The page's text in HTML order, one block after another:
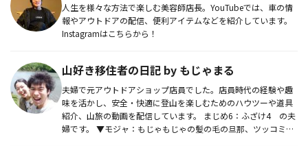
人生を様々な方法で楽しむ美容師店長。YouTubeでは、車の情
報やアウトドアの配信、便利アイテムなどを紹介しています。
Instagramはこちらから！
山好き移住者の日記 by もじゃまる
夫婦で元アウトドアショップ店員でした。店員時代の経験や趣
味を活かし、安全・快適に登山を楽しむためのハウツーや道具
紹介、山旅の動画を配信しています。 まじめ6：ふざけ4 の夫
婦です。 ▼モジャ：もじゃもじゃの髪の毛の旦那、ツッコミ担